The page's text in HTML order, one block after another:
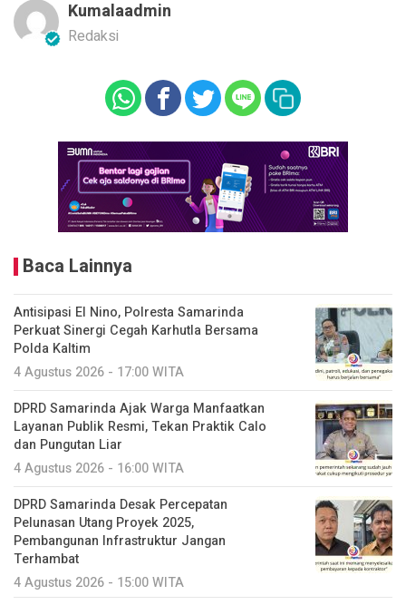
Kumalaadmin
Redaksi
Baca Lainnya
Antisipasi El Nino, Polresta Samarinda
Perkuat Sinergi Cegah Karhutla Bersama
Polda Kaltim
4 Agustus 2026 - 17:00 WITA
DPRD Samarinda Ajak Warga Manfaatkan
Layanan Publik Resmi, Tekan Praktik Calo
dan Pungutan Liar
4 Agustus 2026 - 16:00 WITA
DPRD Samarinda Desak Percepatan
Pelunasan Utang Proyek 2025,
Pembangunan Infrastruktur Jangan
Terhambat
4 Agustus 2026 - 15:00 WITA